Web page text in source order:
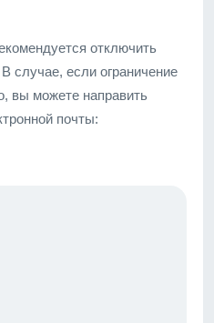
отключить
случае, если ограничение
вы можете направить
почты: